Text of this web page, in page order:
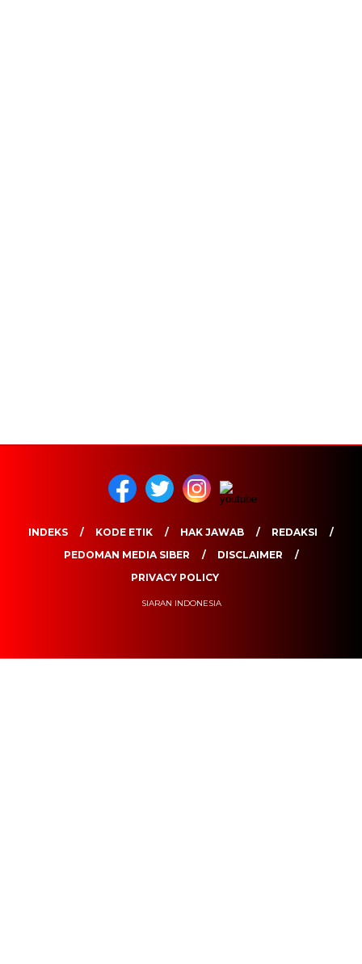
INDEKS KODE ETIK HAK JAWAB
REDAKSI
PEDOMAN MEDIA SIBER
DISCLAIMER
PRIVACY POLICY
SIARAN INDONESIA